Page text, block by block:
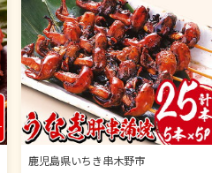
鹿児島県いちき串木野市